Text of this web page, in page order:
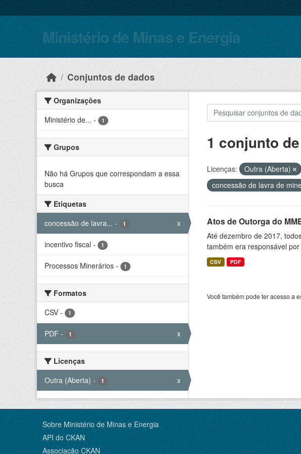
Ministério de Minas e Energia
Conjuntos de dados
Organizações
Ministério de... - 1
Grupos
Não há Grupos que correspondam a essa
busca
Etiquetas
concessão de lavra... - 1 x
incentivo fiscal - 1
Processos Minerários - 1
Formatos
CSV - 1
PDF - 1 x
Licenças
Outra (Aberta) - 1 x
1 conjunto
Licenças: Outra (Aberta)
concessão de lavra de
Atos de Outorga do
Até dezembro de 2017,
também era responsável
CSV PDF
Você também pode ter acesso a
Sobre Ministério de Minas e Energia
API do CKAN
Associação CKAN